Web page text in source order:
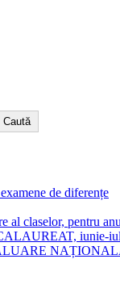
Caută
de diferențe
al claselor, pentru
iunie-